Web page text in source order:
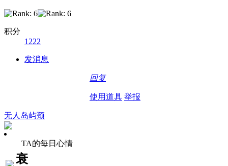
积分
1222
发消息
回复
使用道具 举报
无人岛屿颈
TA的每日心情
衰